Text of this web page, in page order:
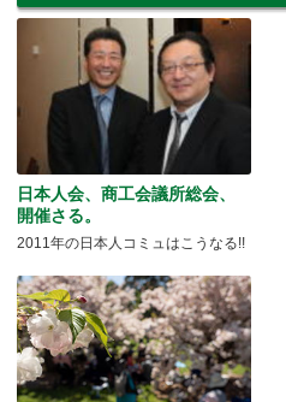
日本人会、商工会議所総会、
開催さる。
2011年の日本人コミュはこうなる!!